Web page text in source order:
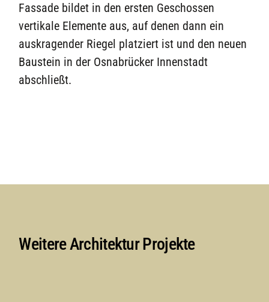
Fassade bildet in den ersten Geschossen
vertikale Elemente aus, auf denen dann ein
auskragender Riegel platziert ist und den neuen
Baustein in der Osnabrücker Innenstadt
abschließt.
Weitere Architektur Projekte